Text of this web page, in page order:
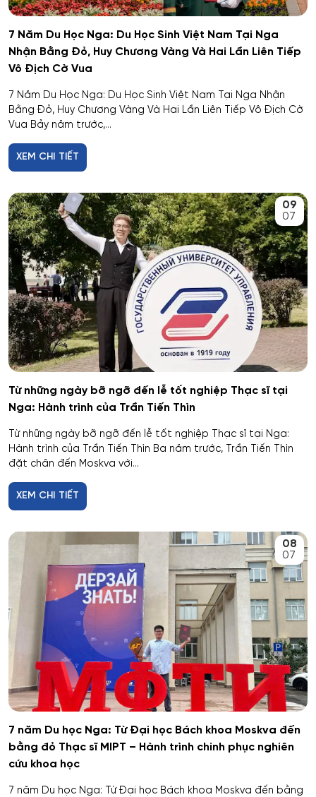
7 Năm Du Học Nga: Du Học Sinh Việt Nam Tại Nga
Nhận Bằng Đỏ, Huy Chương Vàng Và Hai Lần Liên Tiếp
Vô Địch Cờ Vua
7 Năm Du Học Nga: Du Học Sinh Việt Nam Tại Nga Nhận
Bằng Đỏ, Huy Chương Vàng Và Hai Lần Liên Tiếp Vô Địch Cờ
Vua Bảy năm trước,...
XEM CHI TIẾT
09
07
Từ những ngày bỡ ngỡ đến lễ tốt nghiệp Thạc sĩ tại
Nga: Hành trình của Trần Tiến Thìn
Từ những ngày bỡ ngỡ đến lễ tốt nghiệp Thạc sĩ tại Nga:
Hành trình của Trần Tiến Thìn Ba năm trước, Trần Tiến Thìn
đặt chân đến Moskva với...
XEM CHI TIẾT
08
07
7 năm Du học Nga: Từ Đại học Bách khoa Moskva đến
bằng đỏ Thạc sĩ MIPT – Hành trình chinh phục nghiên
cứu khoa học
7 năm Du học Nga: Từ Đại học Bách khoa Moskva đến bằng